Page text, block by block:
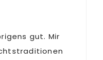
gut. Mir